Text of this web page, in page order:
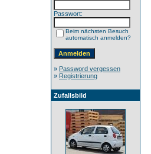
Passwort:
Beim nächsten Besuch
automatisch anmelden?
» Password vergessen
» Registrierung
Zufallsbild